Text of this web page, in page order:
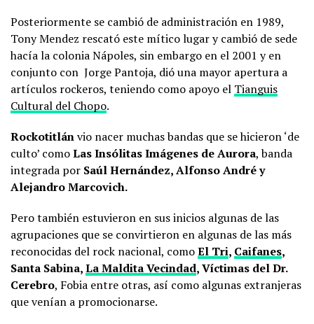
Posteriormente se cambió de administración en 1989,
Tony Mendez rescató este mítico lugar y cambió de sede
hacía la colonia Nápoles, sin embargo en el 2001 y en
conjunto con Jorge Pantoja, dió una mayor apertura a
artículos rockeros, teniendo como apoyo el Tianguis
Cultural del Chopo.
Rockotitlánvio nacer muchas bandas que se hicieron ‘de
culto’ comoLas Insólitas Imágenes de Aurora, banda
integrada por Saúl Hernández, Alfonso André y
Alejandro Marcovich.
Pero también estuvieron en sus inicios algunas de las
agrupaciones que se convirtieron en algunas de las más
reconocidas del rock nacional, comoEl Tri, Caifanes,
Santa Sabina,La Maldita Vecindad, Víctimas del Dr.
Cerebro, Fobia entre otras, así como algunas extranjeras
que venían a promocionarse.